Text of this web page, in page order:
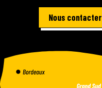
Nous contacter